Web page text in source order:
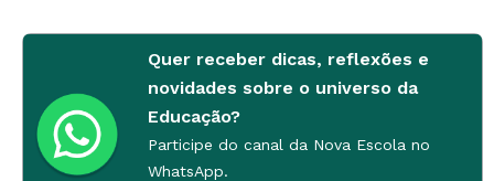
Quer receber dicas, reflexões e
novidades sobre o universo da
Educação?
Participe do canal da Nova Escola no
WhatsApp.